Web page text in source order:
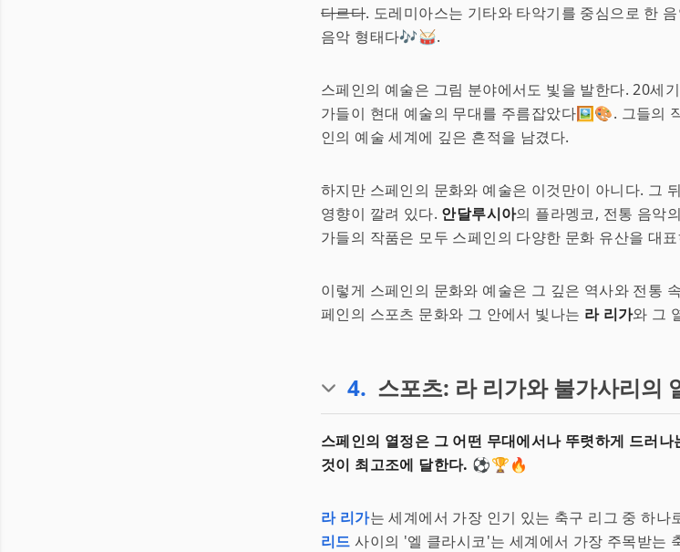
다르다. 도레미아스는 기타와 타악기를 중심으로 한
음악 형태다🎶🥁.
스페인의 예술은 그림 분야에서도 빛을 발한다. 20세
가들이 현대 예술의 무대를 주름잡았다🖼️🎨. 그들의
인의 예술 세계에 깊은 흔적을 남겼다.
하지만 스페인의 문화와 예술은 이것만이 아니다. 그
영향이 깔려 있다. 안달루시아의 플라멩코, 전통 음악
가들의 작품은 모두 스페인의 다양한 문화 유산을 대
이렇게 스페인의 문화와 예술은 그 깊은 역사와 전통
페인의 스포츠 문화와 그 안에서 빛나는 라 리가와 그
4. 스포츠: 라 리가와 불가사리의
스페인의 열정은 그 어떤 무대에서나 뚜렷하게 드러
것이 최고조에 달한다. ⚽️🏆🔥
라 리가는 세계에서 가장 인기 있는 축구 리그 중 하나
리드 사이의 '엘 클라시코'는 세계에서 가장 주목받는